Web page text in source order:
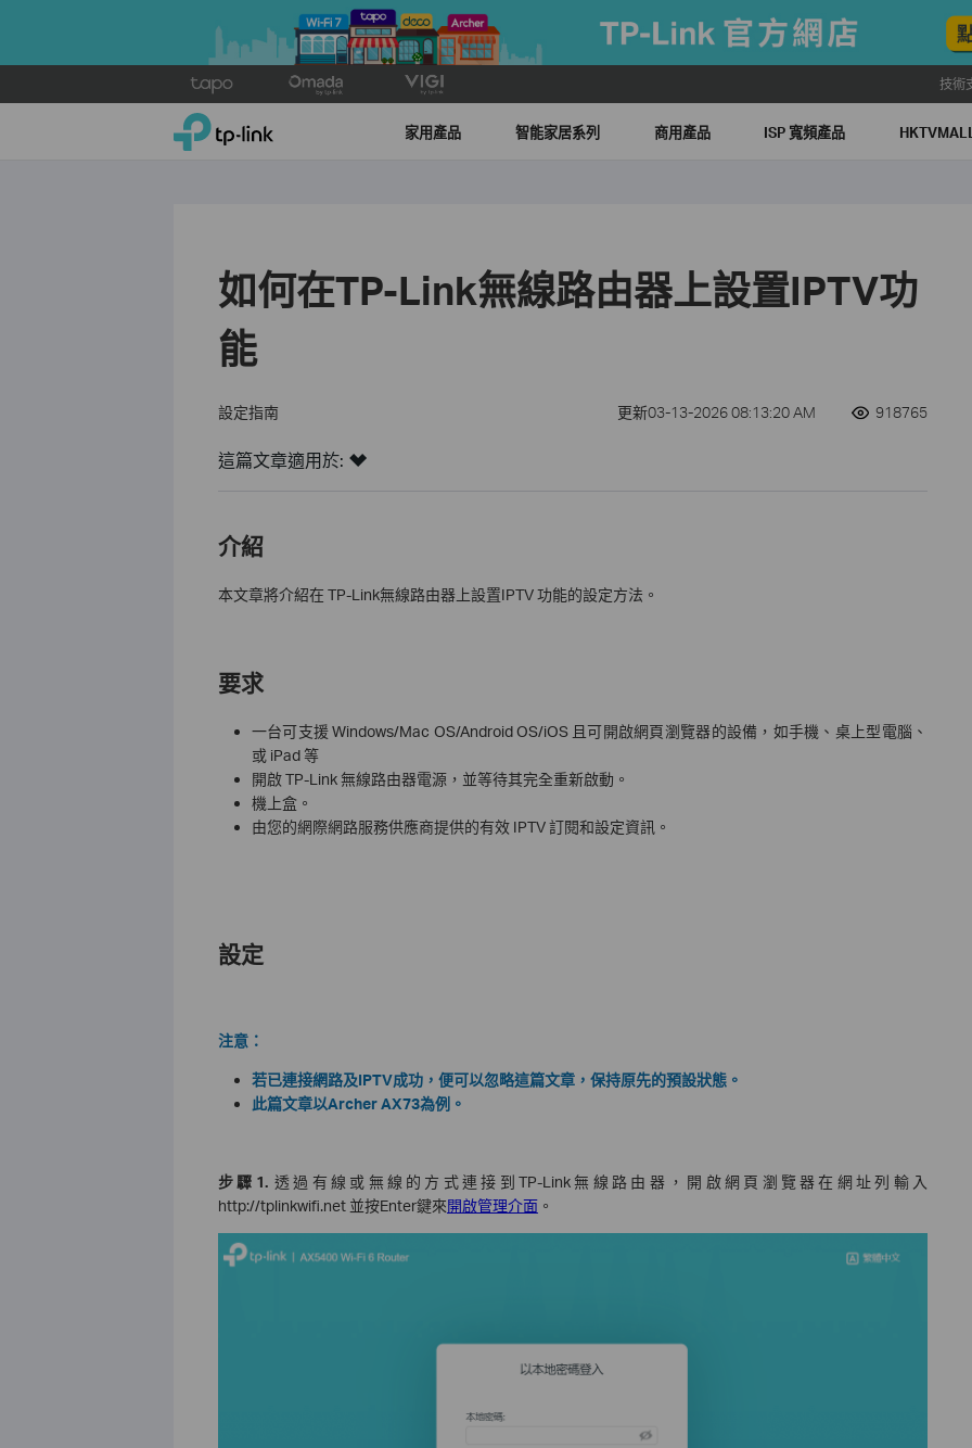
to
技術
TP-Link, Reliably Smart 家用產品 智能家居系列 商用產品 ISP 寬頻產品
如何在TP-Link無線路由器上設置IPTV功
能
設定指南 更新03-13-2026 08:13:20 AM 918765
這篇文章適用於:
介紹
本文章將介紹在 TP-Link無線路由器上設置IPTV 功能的設定方法。
要求
一台可支援 Windows/Mac OS/Android OS/iOS 且可開啟網頁瀏覽器的設備，如手機、桌上型電腦、
或 iPad 等
開啟 TP-Link 無線路由器電源，並等待其完全重新啟動。
機上盒。
由您的網際網路服務供應商提供的有效 IPTV 訂閱和設定資訊。
設定
注意：
若已連接網路及IPTV成功，便可以忽略這篇文章，保持原先的預設狀態。
此篇文章以Archer AX73為例。
步驟 1. 透過有線或無線的方式連接到TP-Link無線路由器，開啟網頁瀏覽器在網址列輸入
http://tplinkwifi.net 並按Enter鍵來開啟管理介面。